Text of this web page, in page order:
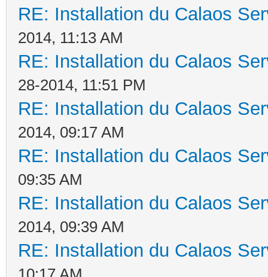
RE: Installation du Calaos
2014, 11:13 AM
RE: Installation du Calaos
28-2014, 11:51 PM
RE: Installation du Calaos
2014, 09:17 AM
RE: Installation du Calaos
09:35 AM
RE: Installation du Calaos
2014, 09:39 AM
RE: Installation du Calaos